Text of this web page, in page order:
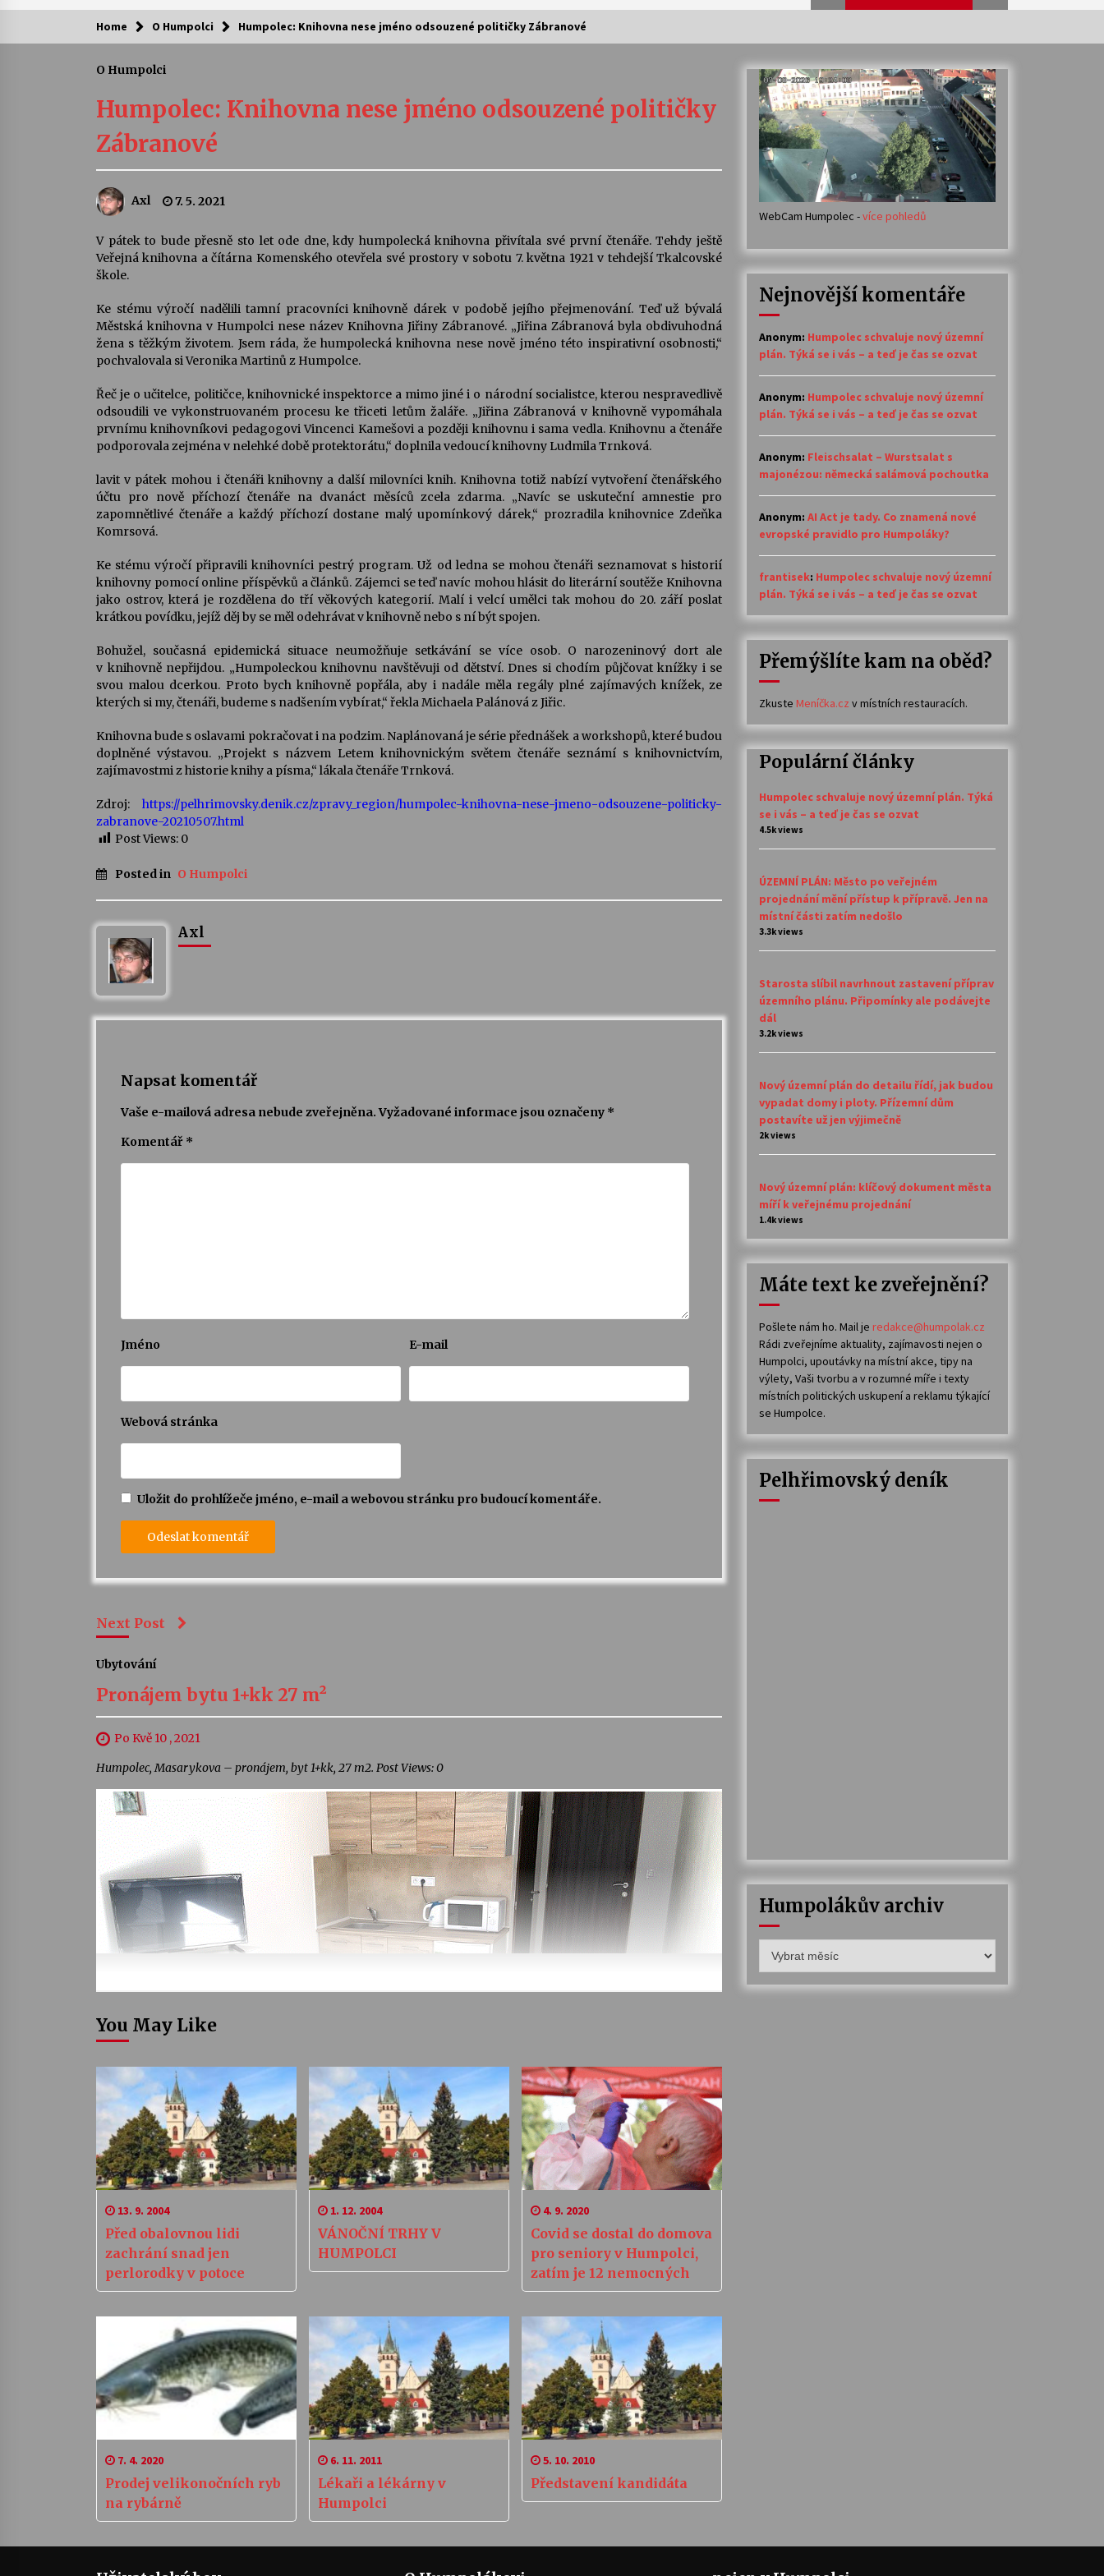
Kam za kulturou?
Camerata a Sukuba Ensemble
4. 8. 2026
Stávám se kapkou
30. 7. 2026
Veselí muzikanti
30. 7. 2026
Quijotova šedesátka: 28. 7.–1. 8.
28. 7. 2026
Kolchoz a Jenakaši
Votavžatský ploty
23. 7. 2026
Letní koncerty ve Stromovce: Rufus
Miller
Vysočinka
17. 7. 2026 14. 7. 2026
Za kulturou kousek za Humpolec. V
Želivě ožije odkaz Josefa Čapka
13. 7. 2026
Varhanní recitál Michala Novenka v
Klášteře Želiv
3. 7. 2026
30. 6. 2026
Home O Humpolci Humpolec: Knihovna nese jméno odsouzené političky Zábranové
O Humpolci
Humpolec: Knihovna nese jméno odsouzené političky
Zábranové
Axl 7. 5. 2021
V pátek to bude přesně sto let ode dne, kdy humpolecká knihovna přivítala své první čtenáře. Tehdy ještě
Veřejná knihovna a čítárna Komenského otevřela své prostory v sobotu 7. května 1921 v tehdejší Tkalcovské
škole.
Ke stému výročí nadělili tamní pracovníci knihovně dárek v podobě jejího přejmenování. Teď už bývalá
Městská knihovna v Humpolci nese název Knihovna Jiřiny Zábranové. „Jiřina Zábranová byla obdivuhodná
žena s těžkým životem. Jsem ráda, že humpolecká knihovna nese nově jméno této inspirativní osobnosti,“
pochvalovala si Veronika Martinů z Humpolce.
Řeč je o učitelce, političce, knihovnické inspektorce a mimo jiné i o národní socialistce, kterou nespravedlivě
odsoudili ve vykonstruovaném procesu ke třiceti letům žaláře. „Jiřina Zábranová v knihovně vypomáhala
prvnímu knihovníkovi pedagogovi Vincenci Kamešovi a později knihovnu i sama vedla. Knihovnu a čtenáře
podporovala zejména v nelehké době protektorátu,“ doplnila vedoucí knihovny Ludmila Trnková.
lavit v pátek mohou i čtenáři knihovny a další milovníci knih. Knihovna totiž nabízí vytvoření čtenářského
účtu pro nově příchozí čtenáře na dvanáct měsíců zcela zdarma. „Navíc se uskuteční amnestie pro
zapomnětlivé čtenáře a každý příchozí dostane malý upomínkový dárek,“ prozradila knihovnice Zdeňka
Komrsová.
Ke stému výročí připravili knihovníci pestrý program. Už od ledna se mohou čtenáři seznamovat s historií
knihovny pomocí online příspěvků a článků. Zájemci se teď navíc mohou hlásit do literární soutěže Knihovna
jako ostrov, která je rozdělena do tří věkových kategorií. Malí i velcí umělci tak mohou do 20. září poslat
krátkou povídku, jejíž děj by se měl odehrávat v knihovně nebo s ní být spojen.
Bohužel, současná epidemická situace neumožňuje setkávání se více osob. O narozeninový dort ale
v knihovně nepřijdou. „Humpoleckou knihovnu navštěvuji od dětství. Dnes si chodím půjčovat knížky i se
svou malou dcerkou. Proto bych knihovně popřála, aby i nadále měla regály plné zajímavých knížek, ze
kterých si my, čtenáři, budeme s nadšením vybírat,“ řekla Michaela Palánová z Jiřic.
Knihovna bude s oslavami pokračovat i na podzim. Naplánovaná je série přednášek a workshopů, které budou
doplněné výstavou. „Projekt s názvem Letem knihovnickým světem čtenáře seznámí s knihovnictvím,
zajímavostmi z historie knihy a písma,“ lákala čtenáře Trnková.
Zdroj: https://pelhrimovsky.denik.cz/zpravy_region/humpolec-knihovna-nese-jmeno-odsouzene-politicky-
zabranove-20210507.html
Post Views: 0
Posted in O Humpolci
Axl
Napsat komentář
Vaše e-mailová adresa nebude zveřejněna. Vyžadované informace jsou označeny *
Komentář *
Jméno E-mail
Webová stránka
Uložit do prohlížeče jméno, e-mail a webovou stránku pro budoucí komentáře.
Next Post
Ubytování
Pronájem bytu 1+kk 27 m²
Po Kvě 10 , 2021
Humpolec, Masarykova – pronájem, byt 1+kk, 27 m2. Post Views: 0
You May Like
13. 9. 2004
Před obalovnou lidi
zachrání snad jen
perlorodky v potoce
1. 12. 2004
VÁNOČNÍ TRHY V
HUMPOLCI
4. 9. 2020
Covid se dostal do domova
pro seniory v Humpolci,
zatím je 12 nemocných
7. 4. 2020
Prodej velikonočních ryb
na rybárně
6. 11. 2011
Lékaři a lékárny v
Humpolci
5. 10. 2010
Představení kandidáta
WebCam Humpolec -více pohledů
Nejnovější komentáře
Anonym: Humpolec schvaluje nový územní
plán. Týká se i vás – a teď je čas se ozvat
Anonym: Humpolec schvaluje nový územní
plán. Týká se i vás – a teď je čas se ozvat
Anonym: Fleischsalat – Wurstsalat s
majonézou: německá salámová pochoutka
Anonym: AI Act je tady. Co znamená nové
evropské pravidlo pro Humpoláky?
frantisek: Humpolec schvaluje nový územní
plán. Týká se i vás – a teď je čas se ozvat
Přemýšlíte kam na oběd?
Zkuste Meníčka.cz v místních restauracích.
Populární články
Humpolec schvaluje nový územní plán. Týká
se i vás – a teď je čas se ozvat
4.5k views
ÚZEMNÍ PLÁN: Město po veřejném
projednání mění přístup k přípravě. Jen na
místní části zatím nedošlo
3.3k views
Starosta slíbil navrhnout zastavení příprav
územního plánu. Připomínky ale podávejte
dál
3.2k views
Nový územní plán do detailu řídí, jak budou
vypadat domy i ploty. Přízemní dům
postavíte už jen výjimečně
2k views
Nový územní plán: klíčový dokument města
míří k veřejnému projednání
1.4k views
Máte text ke zveřejnění?
Pošlete nám ho. Mail je redakce@humpolak.cz
Rádi zveřejníme aktuality, zajímavosti nejen o
Humpolci, upoutávky na místní akce, tipy na
výlety, Vaši tvorbu a v rozumné míře i texty
místních politických uskupení a reklamu týkající
se Humpolce.
Pelhřimovský deník
Humpolákův archiv
archiv